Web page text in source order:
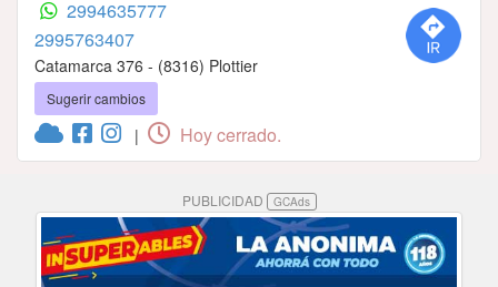
2994635777
2995763407
Catamarca 376 - (8316) Plottier
Sugerir cambios
| Hoy cerrado.
PUBLICIDAD GCAds